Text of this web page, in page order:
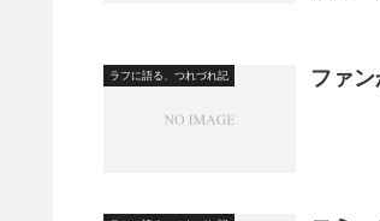
ラフに語る、つれづれ記 ファ